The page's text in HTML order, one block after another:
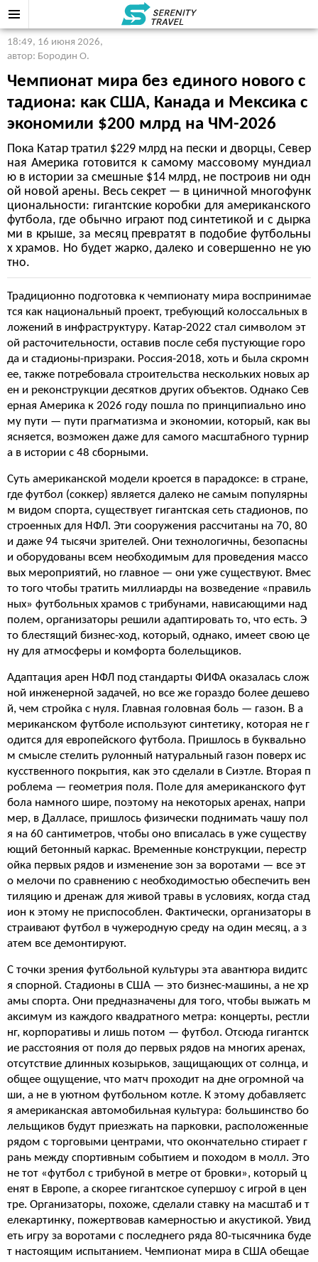
18:49, 16 июня 2026,
автор: Бородин О.
Чемпионат мира без единого нового с
тадиона: как США, Канада и Мексика с
экономили $200 млрд на ЧМ-2026
Пока Катар тратил $229 млрд на пески и дворцы, Север
ная Америка готовится к самому массовому мундиал
ю в истории за смешные $14 млрд, не построив ни одн
ой новой арены. Весь секрет — в циничной многофунк
циональности: гигантские коробки для американского
футбола, где обычно играют под синтетикой и с дырка
ми в крыше, за месяц превратят в подобие футбольны
х храмов. Но будет жарко, далеко и совершенно не ую
тно.
Традиционно подготовка к чемпионату мира воспринимае
тся как национальный проект, требующий колоссальных в
ложений в инфраструктуру. Катар-2022 стал символом эт
ой расточительности, оставив после себя пустующие горо
да и стадионы-призраки. Россия-2018, хоть и была скромн
ее, также потребовала строительства нескольких новых ар
ен и реконструкции десятков других объектов. Однако Сев
ерная Америка к 2026 году пошла по принципиально ино
му пути — пути прагматизма и экономии, который, как вы
ясняется, возможен даже для самого масштабного турнир
а в истории с 48 сборными.
Суть американской модели кроется в парадоксе: в стране,
где футбол (соккер) является далеко не самым популярны
м видом спорта, существует гигантская сеть стадионов, по
строенных для НФЛ. Эти сооружения рассчитаны на 70, 80
и даже 94 тысячи зрителей. Они технологичны, безопасны
и оборудованы всем необходимым для проведения массо
вых мероприятий, но главное — они уже существуют. Вмес
то того чтобы тратить миллиарды на возведение «правиль
ных» футбольных храмов с трибунами, нависающими над
полем, организаторы решили адаптировать то, что есть. Э
то блестящий бизнес-ход, который, однако, имеет свою це
ну для атмосферы и комфорта болельщиков.
Адаптация арен НФЛ под стандарты ФИФА оказалась слож
ной инженерной задачей, но все же гораздо более дешево
й, чем стройка с нуля. Главная головная боль — газон. В а
мериканском футболе используют синтетику, которая не г
одится для европейского футбола. Пришлось в буквально
м смысле стелить рулонный натуральный газон поверх ис
кусственного покрытия, как это сделали в Сиэтле. Вторая п
роблема — геометрия поля. Поле для американского фут
бола намного шире, поэтому на некоторых аренах, напри
мер, в Далласе, пришлось физически поднимать чашу пол
я на 60 сантиметров, чтобы оно вписалась в уже существу
ющий бетонный каркас. Временные конструкции, перестр
ойка первых рядов и изменение зон за воротами — все эт
о мелочи по сравнению с необходимостью обеспечить вен
тиляцию и дренаж для живой травы в условиях, когда стад
ион к этому не приспособлен. Фактически, организаторы в
страивают футбол в чужеродную среду на один месяц, а з
атем все демонтируют.
С точки зрения футбольной культуры эта авантюра видитс
я спорной. Стадионы в США — это бизнес-машины, а не хр
амы спорта. Они предназначены для того, чтобы выжать м
аксимум из каждого квадратного метра: концерты, рестли
нг, корпоративы и лишь потом — футбол. Отсюда гигантск
ие расстояния от поля до первых рядов на многих аренах,
отсутствие длинных козырьков, защищающих от солнца, и
общее ощущение, что матч проходит на дне огромной ча
ши, а не в уютном футбольном котле. К этому добавляетс
я американская автомобильная культура: большинство бо
лельщиков будут приезжать на парковки, расположенные
рядом с торговыми центрами, что окончательно стирает г
рань между спортивным событием и походом в молл. Это
не тот «футбол с трибуной в метре от бровки», который ц
енят в Европе, а скорее гигантское супершоу с игрой в цен
тре. Организаторы, похоже, сделали ставку на масштаб и т
елекартинку, пожертвовав камерностью и акустикой. Увид
еть игру за воротами с последнего ряда 80-тысячника буде
т настоящим испытанием. Чемпионат мира в США обещае